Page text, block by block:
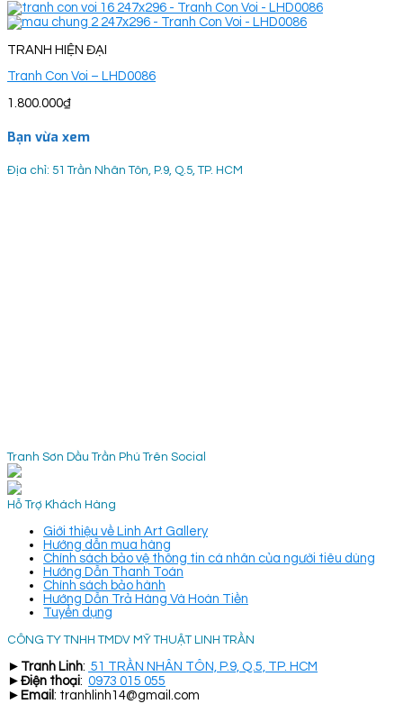
TRANH HIỆN ĐẠI
Tranh Con Voi – LHD0086
1.800.000₫
Bạn vừa xem
Địa chỉ: 51 Trần Nhân Tôn, P.9, Q.5, TP. HCM
Tranh Sơn Dầu Trần Phú Trên Social
Hỗ Trợ Khách Hàng
Giới thiệu về Linh Art Gallery
Hướng dẫn mua hàng
Chính sách bảo vệ thông tin cá nhân của người tiêu dùng
Hướng Dẫn Thanh Toán
Chính sách bảo hành
Hướng Dẫn Trả Hàng Và Hoàn Tiền
Tuyển dụng
CÔNG TY TNHH TMDV MỸ THUẬT LINH TRẦN
► Tranh Linh: 51 TRẦN NHÂN TÔN, P.9, Q.5, TP. HCM
► Điện thoại: 0973 015 055
► Email : tranhlinh14@gmail.com